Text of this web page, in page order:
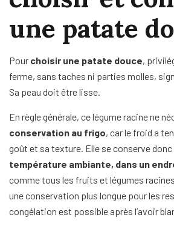
une patate
Pour choisir une patate douce,
ferme, sans taches ni parties molles,
Sa peau doit être lisse.
En règle générale, ce légume racine ne
conservation au frigo, car le froid a
goût et sa texture. Elle se conserve donc
température ambiante, dans un
comme tous les fruits et légumes
une conservation plus longue pour les
congélation est possible après l’avoir